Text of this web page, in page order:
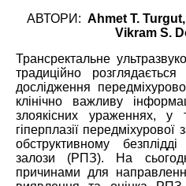
АВТОРИ: Ahmet T.
Vikram S.
Трансректальне
традиційно
дослідження
клінічно важливу
злоякісних ураженнях,у
гіперплазії передміхурової
обструктивному
залози (РПЗ). На
причинами для